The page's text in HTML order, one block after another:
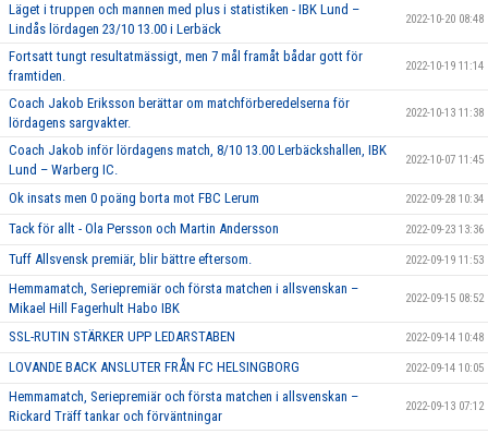
Läget i truppen och mannen med plus i statistiken - IBK Lund –
Lindås lördagen 23/10 13.00 i Lerbäck
2022-10-20 08:48
Fortsatt tungt resultatmässigt, men 7 mål framåt bådar gott för
framtiden.
2022-10-19 11:14
Coach Jakob Eriksson berättar om matchförberedelserna för
lördagens sargvakter.
2022-10-13 11:38
Coach Jakob inför lördagens match, 8/10 13.00 Lerbäckshallen, IBK
Lund – Warberg IC.
2022-10-07 11:45
Ok insats men 0 poäng borta mot FBC Lerum 2022-09-28 10:34
Tack för allt - Ola Persson och Martin Andersson 2022-09-23 13:36
Tuff Allsvensk premiär, blir bättre eftersom. 2022-09-19 11:53
Hemmamatch, Seriepremiär och första matchen i allsvenskan –
Mikael Hill Fagerhult Habo IBK
2022-09-15 08:52
SSL-RUTIN STÄRKER UPP LEDARSTABEN 2022-09-14 10:48
LOVANDE BACK ANSLUTER FRÅN FC HELSINGBORG 2022-09-14 10:05
Hemmamatch, Seriepremiär och första matchen i allsvenskan –
Rickard Träff tankar och förväntningar
2022-09-13 07:12